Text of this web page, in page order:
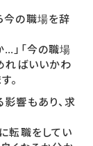
今の職場を辞
」「今の職場
ればいいかわ
。
響もあり、求
転職をしてい